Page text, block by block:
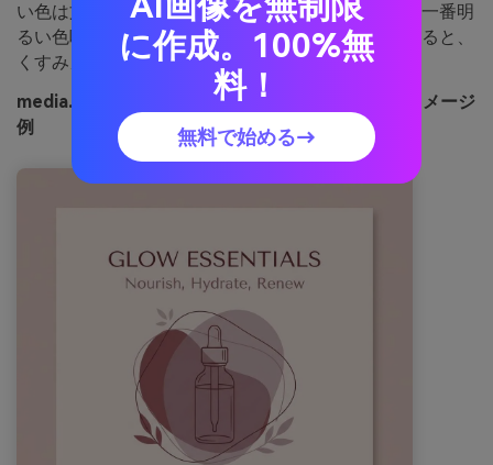
い色は文字やアイコンで引き締めましょう。コツ：一番明
るい色味にはさりげないグレインテクスチャを加えると、
くすみカラーも立体的に見せられます。
media.ioで生成したスモーキー・モーヴウッドのイメージ
例
に作成。100%無
料！
無料で始める→